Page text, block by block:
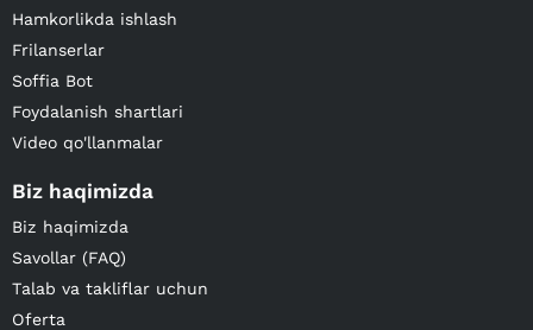
Hamkorlikda ishlash
Frilanserlar
Soffia Bot
Foydalanish shartlari
Video qo'llanmalar
Biz haqimizda
Biz haqimizda
Savollar (FAQ)
Talab va takliflar uchun
Oferta